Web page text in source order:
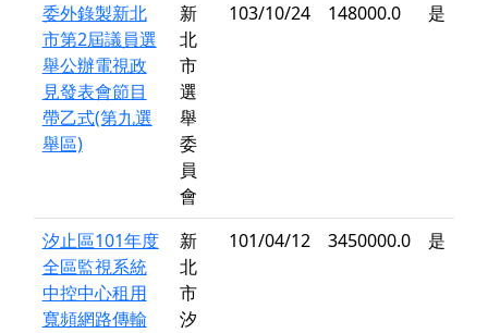
委外錄製新北
市第2屆議員選
舉公辦電視政
見發表會節目
帶乙式(第九選
舉區)
新
北
市
選
舉
委
員
會
103/10/24 148000.0 是
汐止區101年度
全區監視系統
中控中心租用
寬頻網路傳輸
新
北
市
汐
101/04/12 3450000.0 是